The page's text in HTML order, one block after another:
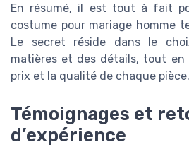
En résumé, il est tout à fait
costume pour mariage homme
Le secret réside dans le
matières et des détails, tout
prix et la qualité de chaque pièce.
Témoignages et
d’expérience